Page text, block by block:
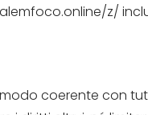
z/
coerente con